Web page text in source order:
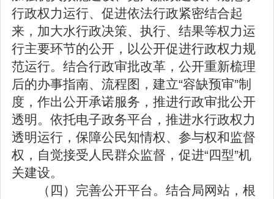
行政权力运行、促进依法行政紧密结合起
来，加大水行政决策、执行、结果等权力运
行主要环节的公开，以公开促进行政权力规
范运行。结合行政审批改革，公开重新梳理
后的办事指南、流程图，建立“容缺预审”制
度，作出公开承诺服务，推进行政审批公开
透明。依托电子政务平台，推进水行政权力
透明运行，保障公民知情权、参与权和监督
权，自觉接受人民群众监督，促进“四型”机
关建设。
（四）完善公开平台。结合局网站，根